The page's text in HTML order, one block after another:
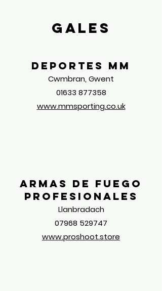
Gales
Deportes MM
Cwmbran, Gwent
01633 877358
www.mmsporting.co.uk
Armas de fuego
profesionales
Llanbradach
07968 529747
www.proshoot.store